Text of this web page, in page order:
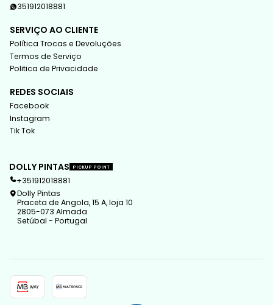
351912018881
SERVIÇO AO CLIENTE
Política Trocas e Devoluções
Termos de Serviço
Politica de Privacidade
REDES SOCIAIS
Facebook
Instagram
Tik Tok
DOLLY PINTAS PICKUP POINT
+351912018881
Dolly Pintas
Praceta de Angola, 15 A, loja 10
2805-073 Almada
Setúbal - Portugal